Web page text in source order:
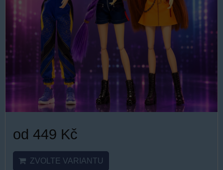
od 449 Kč
ZVOLTE VARIANTU